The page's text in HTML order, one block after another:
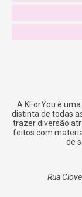
A KForYou é
distinta de todas
trazer diversão
feitos com
de
Rua